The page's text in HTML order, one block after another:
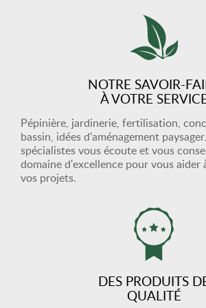
NOTRE SAVOIR-
À VOTRE
Pépinière, jardinerie, fertilisation,
bassin, idées d'aménagement
spécialistes vous écoute et vous
domaine d'excellence pour vous aider
vos projets.
DES PRODUITS
QUALITÉ